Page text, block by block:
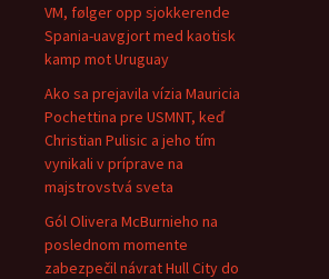
VM, følger opp sjokkerende
Spania-uavgjort med kaotisk
kamp mot Uruguay
Ako sa prejavila vízia Mauricia
Pochettina pre USMNT, keď
Christian Pulisic a jeho tím
vynikali v príprave na
majstrovstvá sveta
Gól Olivera McBurnieho na
poslednom momente
zabezpečil návrat Hull City do